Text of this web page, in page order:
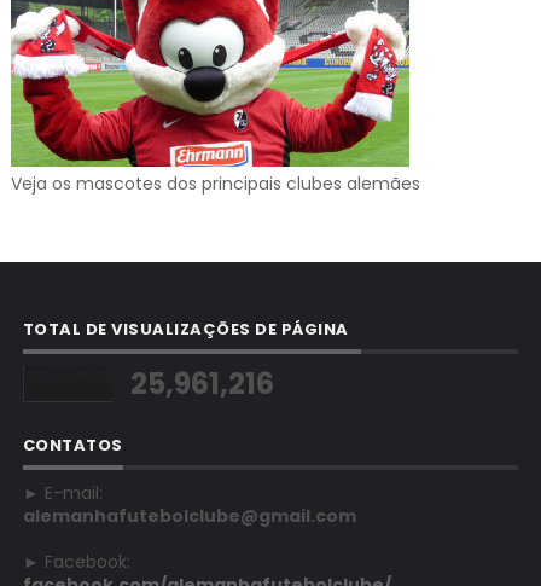
Veja os mascotes dos principais clubes alemães
TOTAL DE VISUALIZAÇÕES DE PÁGINA
25,961,216
CONTATOS
► E-mail:
alemanhafutebolclube@gmail.com
► Facebook: